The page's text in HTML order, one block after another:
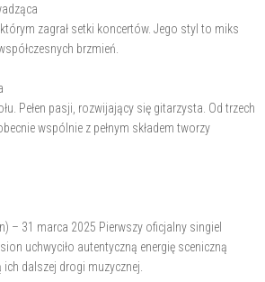
zagrał setki koncertów. Jego styl to miks
brzmień.
Pełen pasji, rozwijający się gitarzysta. Od trzech
wspólnie z pełnym składem tworzy
– 31 marca 2025 Pierwszy oficjalny singiel
uchwyciło autentyczną energię sceniczną
dalszej drogi muzycznej.